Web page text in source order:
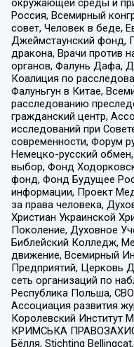
окружающей среды и
Россия, Всемирный
совет, Человек в беде,
Джеймстаунский фонд,
дракона, Врачи против
органов, Фалунь Дафа,
Коалиция по
Фалуньгун в Китае,
расследованию
гражданский центр,
исследований при
современности, Форум
Немецко-русский
выбор, Фонд
фонд, Фонд Будущее
информации, Проект
за права человека,
Христиан Украинской
Поколение, Духовное
Библейский Колледж,
движение, Всемирный
Предприятий, Церковь
сеть организаций по
Республика Польша,
Ассоциация развития
Королевский Институт
КРИМСЬКА
Бёлля, Stichting